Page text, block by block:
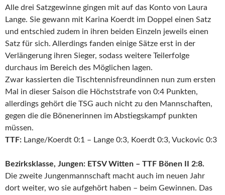
Alle drei Satzgewinne gingen mit auf das Konto von Laura
Lange. Sie gewann mit Karina Koerdt im Doppel einen Satz
und entschied zudem in ihren beiden Einzeln jeweils einen
Satz für sich. Allerdings fanden einige Sätze erst in der
Verlängerung ihren Sieger, sodass weitere Teilerfolge
durchaus im Bereich des Möglichen lagen.
Zwar kassierten die Tischtennisfreundinnen nun zum ersten
Mal in dieser Saison die Höchststrafe von 0:4 Punkten,
allerdings gehört die TSG auch nicht zu den Mannschaften,
gegen die die Bönenerinnen im Abstiegskampf punkten
müssen.
TTF: Lange/Koerdt 0:1 – Lange 0:3, Koerdt 0:3, Vuckovic 0:3
Bezirksklasse, Jungen: ETSV Witten – TTF Bönen II 2:8.
Die zweite Jungenmannschaft macht auch im neuen Jahr
dort weiter, wo sie aufgehört haben – beim Gewinnen. Das